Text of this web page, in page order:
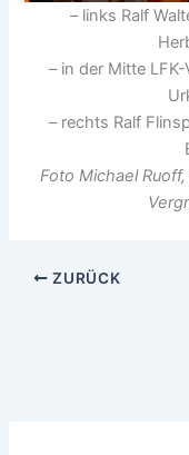
– links Ralf
– in der Mitte
– rechts Ralf
Foto Michael
ZURÜCK